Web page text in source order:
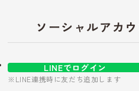
ソーシャルアカ
LINEでログイン
※LINE連携時に友だち追加します